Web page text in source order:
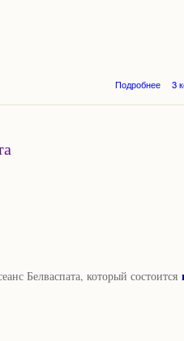
Подробнее 3
Белваспата, который состоится